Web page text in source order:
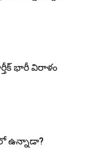
భారీ విరాళం
ఉన్నాడా?